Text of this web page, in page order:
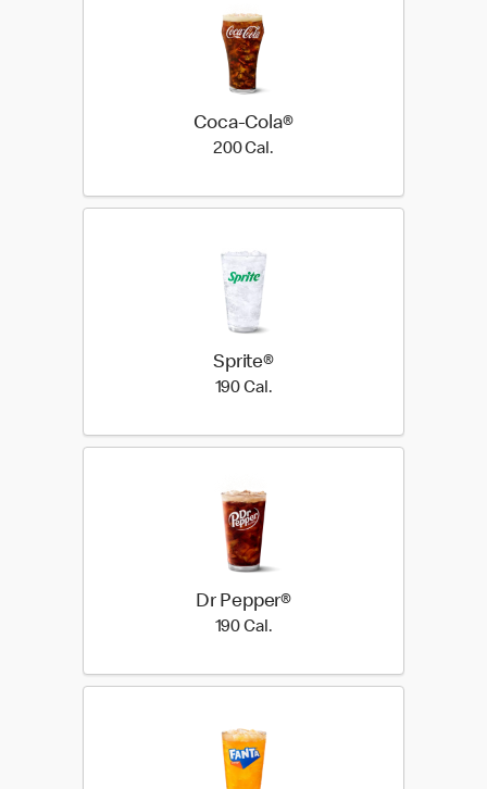
Coca-Cola®
200 Cal.200 Cal.
Sprite®
190 Cal.190 Cal.
Dr Pepper®
190 Cal.190 Cal.